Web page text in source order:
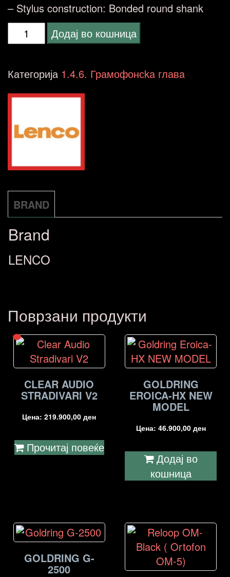
– Stylus construction: Bonded round shank
Lenco
40MMC
количина
Додај во кошница
Категорија 1.4.6. Грамофонсka главa
BRAND
Brand
LENCO
Поврзани продукти
CLEAR AUDIO
STRADIVARI V2
Цена:219.900,00ден
Прочитај повеќе
GOLDRING
EROICA-HX NEW
MODEL
Цена: 46.900,00 ден
Додај во
кошница
GOLDRING G-
2500